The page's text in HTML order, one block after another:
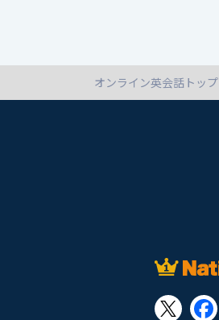
オンライン英会話トップ